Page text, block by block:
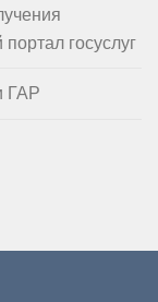
госуслуг
ГАР